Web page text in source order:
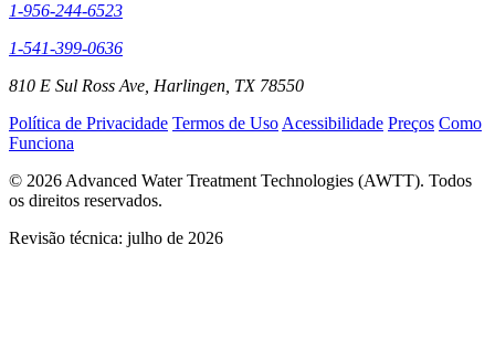
1-956-244-6523
1-541-399-0636
810 E Sul Ross Ave, Harlingen, TX 78550
Política de Privacidade Termos de Uso Acessibilidade Preços Como
Funciona
© 2026 Advanced Water Treatment Technologies (AWTT). Todos
os direitos reservados.
Revisão técnica: julho de 2026